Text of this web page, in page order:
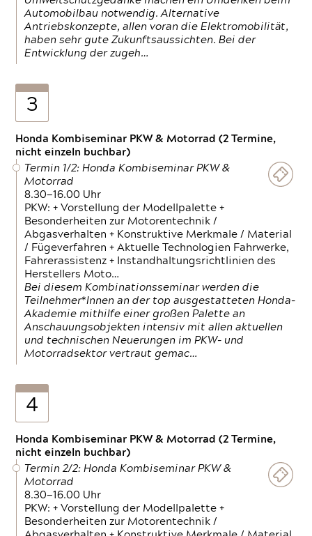
Automobilbau notwendig. Alternative
Antriebskonzepte, allen voran die Elektromobilität,
haben sehr gute Zukunftsaussichten. Bei der
Entwicklung der zugeh…
3
Honda Kombiseminar PKW & Motorrad (2 Termine,
nicht einzeln buchbar)
Termin 1/2: Honda Kombiseminar PKW &
Motorrad
8.30—16.00 Uhr
PKW: + Vorstellung der Modellpalette +
Besonderheiten zur Motorentechnik /
Abgasverhalten + Konstruktive Merkmale / Material
/ Fügeverfahren + Aktuelle Technologien Fahrwerke,
Fahrerassistenz + Instandhaltungsrichtlinien des
Herstellers Moto…
Bei diesem Kombinationsseminar werden die
Teilnehmer*Innen an der top ausgestatteten Honda-
Akademie mithilfe einer großen Palette an
Anschauungsobjekten intensiv mit allen aktuellen
und technischen Neuerungen im PKW- und
Motorradsektor vertraut gemac…
4
Honda Kombiseminar PKW & Motorrad (2 Termine,
nicht einzeln buchbar)
Termin 2/2: Honda Kombiseminar PKW &
Motorrad
8.30—16.00 Uhr
PKW: + Vorstellung der Modellpalette +
Besonderheiten zur Motorentechnik /